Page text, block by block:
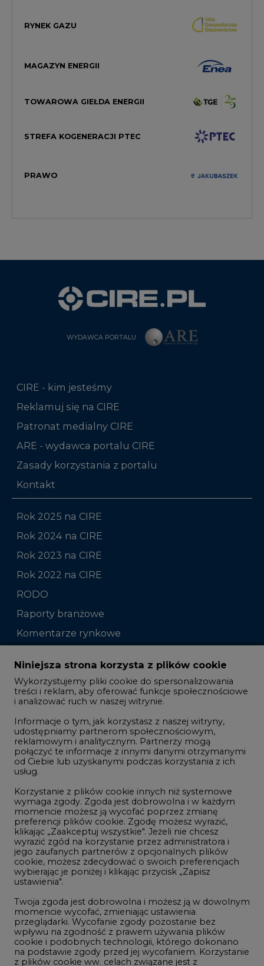
RYNEK GAZU
MAGAZYN ENERGII
TOWAROWA GIEŁDA ENERGII
STREFA KOGENERACJI PTEC
PRAWO
WYDAWCA PORTALU
CIRE - kim jesteśmy
Reklamuj się na CIRE
Patronat medialny CIRE
ARE - wydawca portalu CIRE
Zasady korzystania z portalu
Kontakt
Rok 2025 na CIRE
Rok 2024 na CIRE
Rok 2023 na CIRE
Rok 2022 na CIRE
RODO
Raporty branżowe
Komentarze rynkowe
Zmiany kadrowe na rynku
Studio CIRE
Rozmowy o energetyce
Gospodarka
Geopolityka
LTE450
Innowacje i AI
Telekomunikacja i IT
Handel emisjami CO2
Wodór
Górnictwo
Atom
Fotowoltaika
Offshore wind
Niniejsza strona korzysta z plików cookie
Wykorzystujemy pliki cookie do spersonalizowania
treści i reklam, aby oferować funkcje społecznościowe
i analizować ruch w naszej witrynie.
Informacje o tym, jak korzystasz z naszej witryny,
udostępniamy partnerom społecznościowym,
reklamowym i analitycznym. Partnerzy mogą
połączyć te informacje z innymi danymi otrzymanymi
od Ciebie lub uzyskanymi podczas korzystania z ich
usług.
Korzystanie z plików cookie innych niż systemowe
wymaga zgody. Zgoda jest dobrowolna i w każdym
momencie możesz ją wycofać poprzez zmianę
preferencji plików cookie. Zgodę możesz wyrazić,
klikając „Zaakceptuj wszystkie". Jeżeli nie chcesz
wyrazić zgód na korzystanie przez administratora i
jego zaufanych partnerów z opcjonalnych plików
cookie, możesz zdecydować o swoich preferencjach
wybierając je poniżej i klikając przycisk „Zapisz
ustawienia".
Twoja zgoda jest dobrowolna i możesz ją w dowolnym
momencie wycofać, zmieniając ustawienia
przeglądarki. Wycofanie zgody pozostanie bez
wpływu na zgodność z prawem używania plików
cookie i podobnych technologii, którego dokonano
na podstawie zgody przed jej wycofaniem. Korzystanie
z plików cookie ww. celach związane jest z